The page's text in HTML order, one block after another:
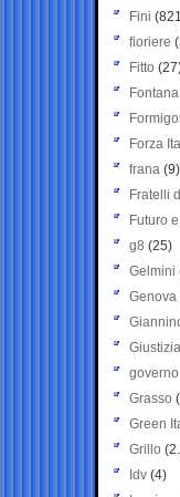
Fini
fioriere
Fitto
Forza
frana (9)
Fratelli
Futuro
g8 (25)
Gelmini
Genova
Giustizia
governo
Grasso
Green
Grillo
Idv (4)